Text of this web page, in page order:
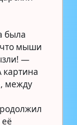
была
что мыши
—
между